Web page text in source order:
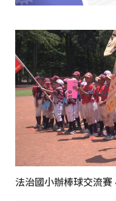
法治國小辦棒球交流